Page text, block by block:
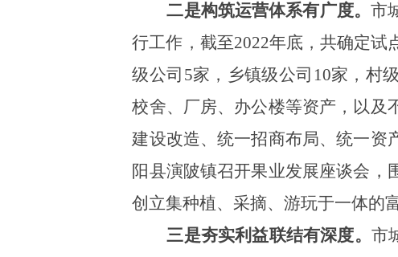
二是构筑运营体系有广度。市
行工作，截至2022年底，共确定试
级公司5家，乡镇级公司10家，村
校舍、厂房、办公楼等资产，以及
建设改造、统一招商布局、统一资
阳县演陂镇召开果业发展座谈会，
创立集种植、采摘、游玩于一体的
三是夯实利益联结有深度。 市